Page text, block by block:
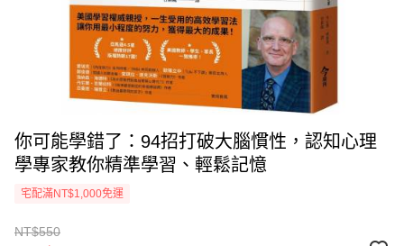
你可能學錯了：94招打破大腦慣性，認知心理
學專家教你精準學習、輕鬆記憶
宅配滿NT$1,000免運
NT$550